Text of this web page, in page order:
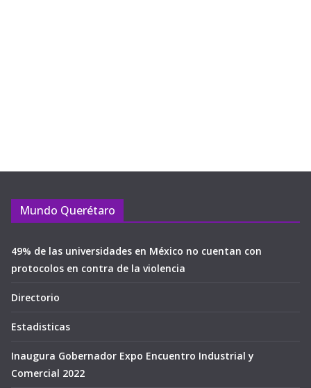
Mundo Querétaro
49% de las universidades en México no cuentan con
protocolos en contra de la violencia
Directorio
Estadisticas
Inaugura Gobernador Expo Encuentro Industrial y
Comercial 2022